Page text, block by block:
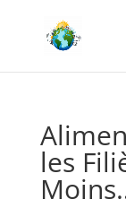
les